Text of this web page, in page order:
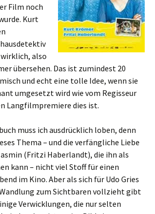
Film noch
Kurt
also
übersehen. Das ist zumindest 20
und echt eine tolle Idee, wenn sie
umgesetzt wird wie vom Regisseur
Langfilmpremiere dies ist.
muss ich ausdrücklich loben, denn
Thema – und die verfängliche Liebe
(Fritzi Haberlandt), die ihn als
kann – nicht viel Stoff für einen
im Kino. Aber als sich für Udo Gries
zum Sichtbaren vollzieht gibt
Verwicklungen, die nur selten